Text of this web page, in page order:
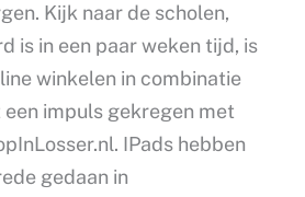
Kijk naar de scholen,
is in een paar weken tijd, is
winkelen in combinatie
impuls gekregen met
IPads hebben
gedaan in